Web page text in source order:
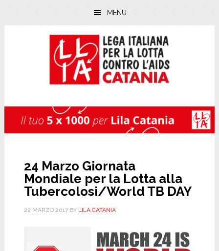
MENU
24 Marzo Giornata
Mondiale per la Lotta alla
Tubercolosi/World TB DAY
22 MARZO 2017BY LILA CATANIA